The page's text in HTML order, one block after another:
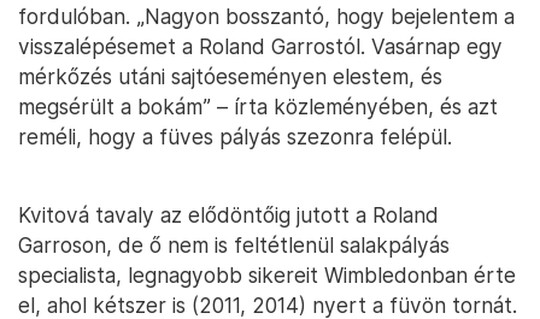
fordulóban. „Nagyon bosszantó, hogy bejelentem a
visszalépésemet a Roland Garrostól. Vasárnap egy
mérkőzés utáni sajtóeseményen elestem, és
megsérült a bokám” – írta közleményében, és azt
reméli, hogy a füves pályás szezonra felépül.
Kvitová tavaly az elődöntőig jutott a Roland
Garroson, de ő nem is feltétlenül salakpályás
specialista, legnagyobb sikereit Wimbledonban érte
el, ahol kétszer is (2011, 2014) nyert a füvön tornát.